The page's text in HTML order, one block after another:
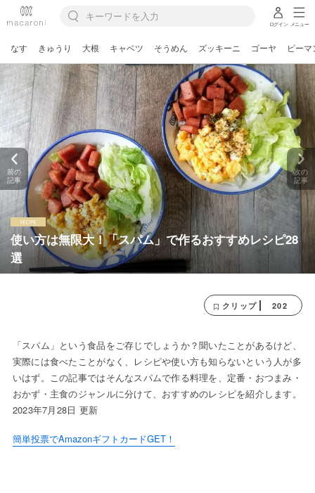
ログイン メニュー
なす きゅうり 大根 キャベツ そうめん ズッキーニ ゴーヤ ピーマ
使い方は無限大！「スパム」で作るおすすめレシピ28
選
前の
記事
次の
記事
クリップ 202
「スパム」という食品をご存じでしょうか？聞いたことがあるけど、
実際には食べたことがなく、レシピや使い方も知らないという人が多
いはず。この記事ではそんなスパムで作る料理を、定番・おつまみ・
おかず・主食のジャンルに分けて、おすすめのレシピを紹介します。
2023年7月28日 更新
簡単投票でAmazonギフトカードGET！